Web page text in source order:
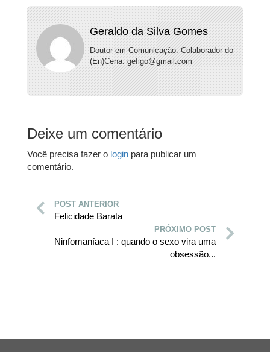
Geraldo da Silva Gomes
Doutor em Comunicação. Colaborador do
(En)Cena. gefigo@gmail.com
Deixe um comentário
Você precisa fazer o login para publicar um
comentário.
POST ANTERIOR
Felicidade Barata
PRÓXIMO POST
Ninfomaníaca I : quando o sexo vira uma
obsessão...